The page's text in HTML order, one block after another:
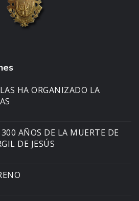
HA ORGANIZADO LA
AÑOS DE LA MUERTE DE
DE JESÚS